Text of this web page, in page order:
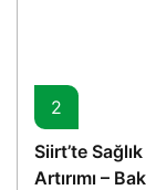
2
Siirt’te
Artırımı –